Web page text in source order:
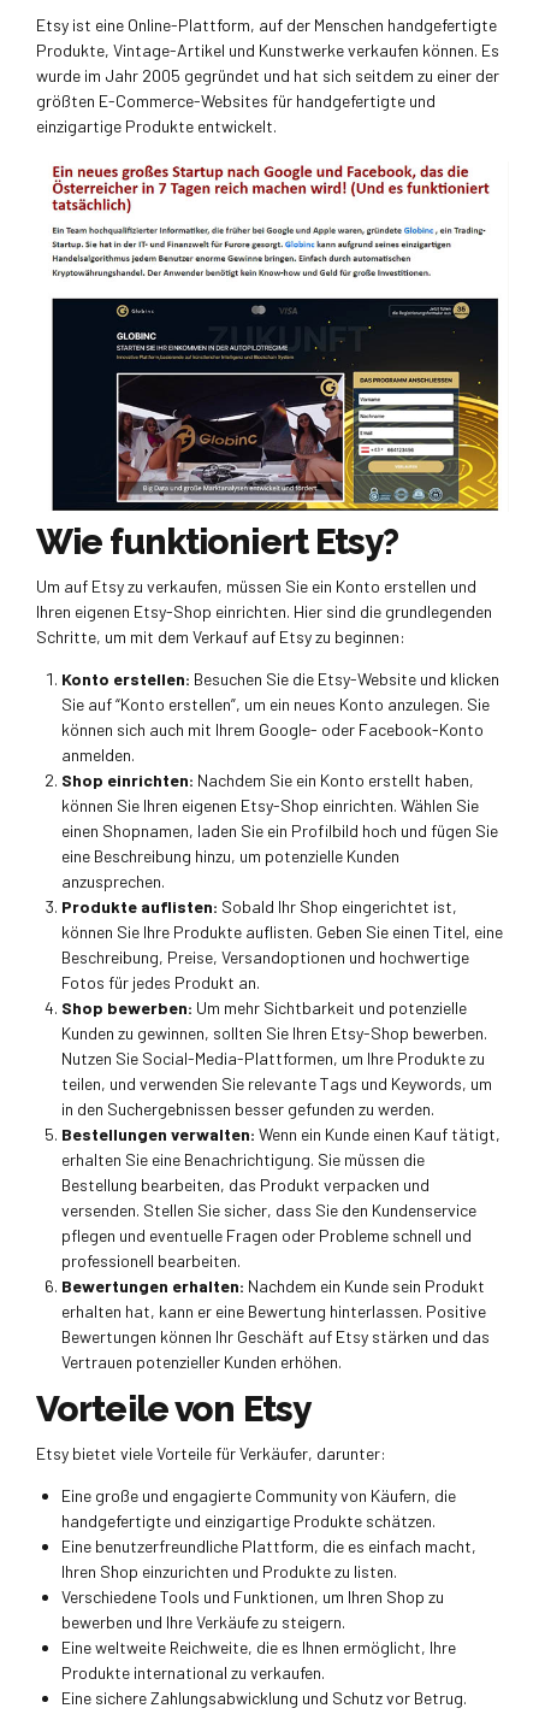
Etsy ist eine Online-Plattform, auf der Menschen handgefertigte
Produkte, Vintage-Artikel und Kunstwerke verkaufen können. Es
wurde im Jahr 2005 gegründet und hat sich seitdem zu einer der
größten E-Commerce-Websites für handgefertigte und
einzigartige Produkte entwickelt.
Wie funktioniert Etsy?
Um auf Etsy zu verkaufen, müssen Sie ein Konto erstellen und
Ihren eigenen Etsy-Shop einrichten. Hier sind die grundlegenden
Schritte, um mit dem Verkauf auf Etsy zu beginnen:
Konto erstellen: Besuchen Sie die Etsy-Website und klicken
Sie auf “Konto erstellen”, um ein neues Konto anzulegen. Sie
können sich auch mit Ihrem Google- oder Facebook-Konto
anmelden.
Shop einrichten: Nachdem Sie ein Konto erstellt haben,
können Sie Ihren eigenen Etsy-Shop einrichten. Wählen Sie
einen Shopnamen, laden Sie ein Profilbild hoch und fügen Sie
eine Beschreibung hinzu, um potenzielle Kunden
anzusprechen.
Produkte auflisten: Sobald Ihr Shop eingerichtet ist,
können Sie Ihre Produkte auflisten. Geben Sie einen Titel, eine
Beschreibung, Preise, Versandoptionen und hochwertige
Fotos für jedes Produkt an.
Shop bewerben: Um mehr Sichtbarkeit und potenzielle
Kunden zu gewinnen, sollten Sie Ihren Etsy-Shop bewerben.
Nutzen Sie Social-Media-Plattformen, um Ihre Produkte zu
teilen, und verwenden Sie relevante Tags und Keywords, um
in den Suchergebnissen besser gefunden zu werden.
Bestellungen verwalten: Wenn ein Kunde einen Kauf tätigt,
erhalten Sie eine Benachrichtigung. Sie müssen die
Bestellung bearbeiten, das Produkt verpacken und
versenden. Stellen Sie sicher, dass Sie den Kundenservice
pflegen und eventuelle Fragen oder Probleme schnell und
professionell bearbeiten.
Bewertungen erhalten: Nachdem ein Kunde sein Produkt
erhalten hat, kann er eine Bewertung hinterlassen. Positive
Bewertungen können Ihr Geschäft auf Etsy stärken und das
Vertrauen potenzieller Kunden erhöhen.
Vorteile von Etsy
Etsy bietet viele Vorteile für Verkäufer, darunter:
Eine große und engagierte Community von Käufern, die
handgefertigte und einzigartige Produkte schätzen.
Eine benutzerfreundliche Plattform, die es einfach macht,
Ihren Shop einzurichten und Produkte zu listen.
Verschiedene Tools und Funktionen, um Ihren Shop zu
bewerben und Ihre Verkäufe zu steigern.
Eine weltweite Reichweite, die es Ihnen ermöglicht, Ihre
Produkte international zu verkaufen.
Eine sichere Zahlungsabwicklung und Schutz vor Betrug.